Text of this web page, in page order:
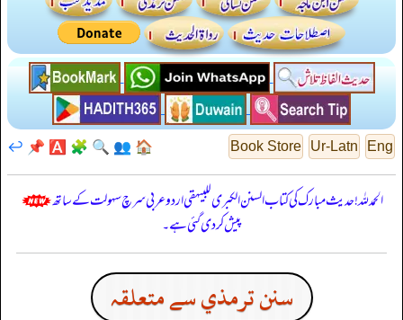
Eng
Ur-Latn
Book Store
🏠
👥
🔍
🧩
🅰️
📌
↩️
الحمدللہ! حدیث مبارک کی کتاب السنن الكبرى للبيهقي اردو عربی سرچ سہولت کے ساتھ
پیش کر دی گئی ہے۔
سنن ترمذي سے متعلقہ